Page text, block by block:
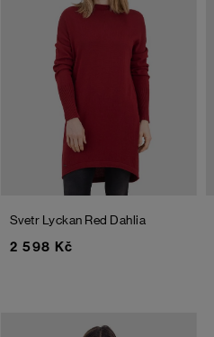
Svetr Lyckan Red Dahlia
2 598 Kč